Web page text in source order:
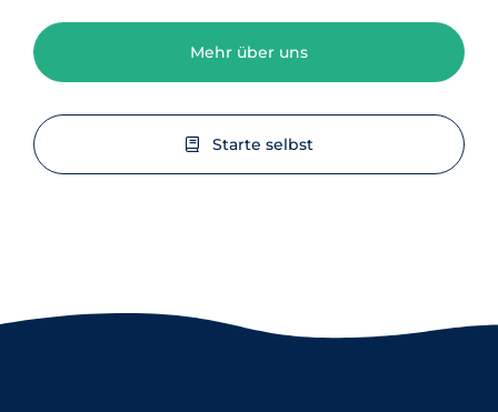
Mehr über uns
Starte selbst